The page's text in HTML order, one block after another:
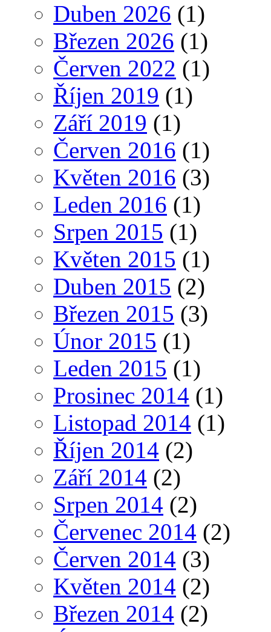
Duben 2026 (1)
Březen 2026 (1)
Červen 2022 (1)
Říjen 2019 (1)
Září 2019 (1)
Červen 2016 (1)
Květen 2016 (3)
Leden 2016 (1)
Srpen 2015 (1)
Květen 2015 (1)
Duben 2015 (2)
Březen 2015 (3)
Únor 2015 (1)
Leden 2015 (1)
Prosinec 2014 (1)
Listopad 2014 (1)
Říjen 2014 (2)
Září 2014 (2)
Srpen 2014 (2)
Červenec 2014 (2)
Červen 2014 (3)
Květen 2014 (2)
Březen 2014 (2)